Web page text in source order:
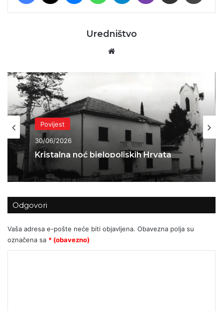
Uredništvo
Povijest
30/06/2026
Kristalna noć bjelopoljskih Hrvata
Odgovori
Vaša adresa e-pošte neće biti objavljena. Obavezna polja su
označena sa * (obavezno)